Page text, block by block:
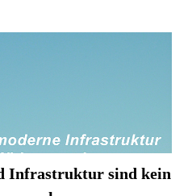
Infrastruktur sind kein